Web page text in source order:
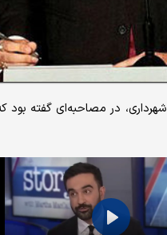
در مصاحبه‌ای گفته بود